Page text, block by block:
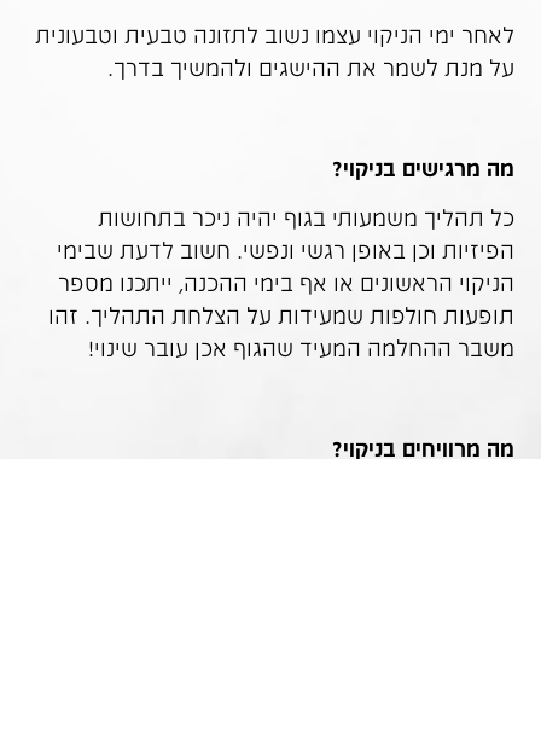
לאחר ימי הניקוי עצמו נשוב לתזונה טבעית וטבעונית
על מנת לשמר את ההישגים ולהמשיך בדרך.
מה מרגישים בניקוי?
כל תהליך משמעותי בגוף יהיה ניכר בתחושות
הפיזיות וכן באופן רגשי ונפשי. חשוב לדעת שבימי
הניקוי הראשונים או אף בימי ההכנה, ייתכנו מספר
תופעות חולפות שמעידות על הצלחת התהליך. זהו
משבר ההחלמה המעיד שהגוף אכן עובר שינוי!
מה מרוויחים בניקוי?